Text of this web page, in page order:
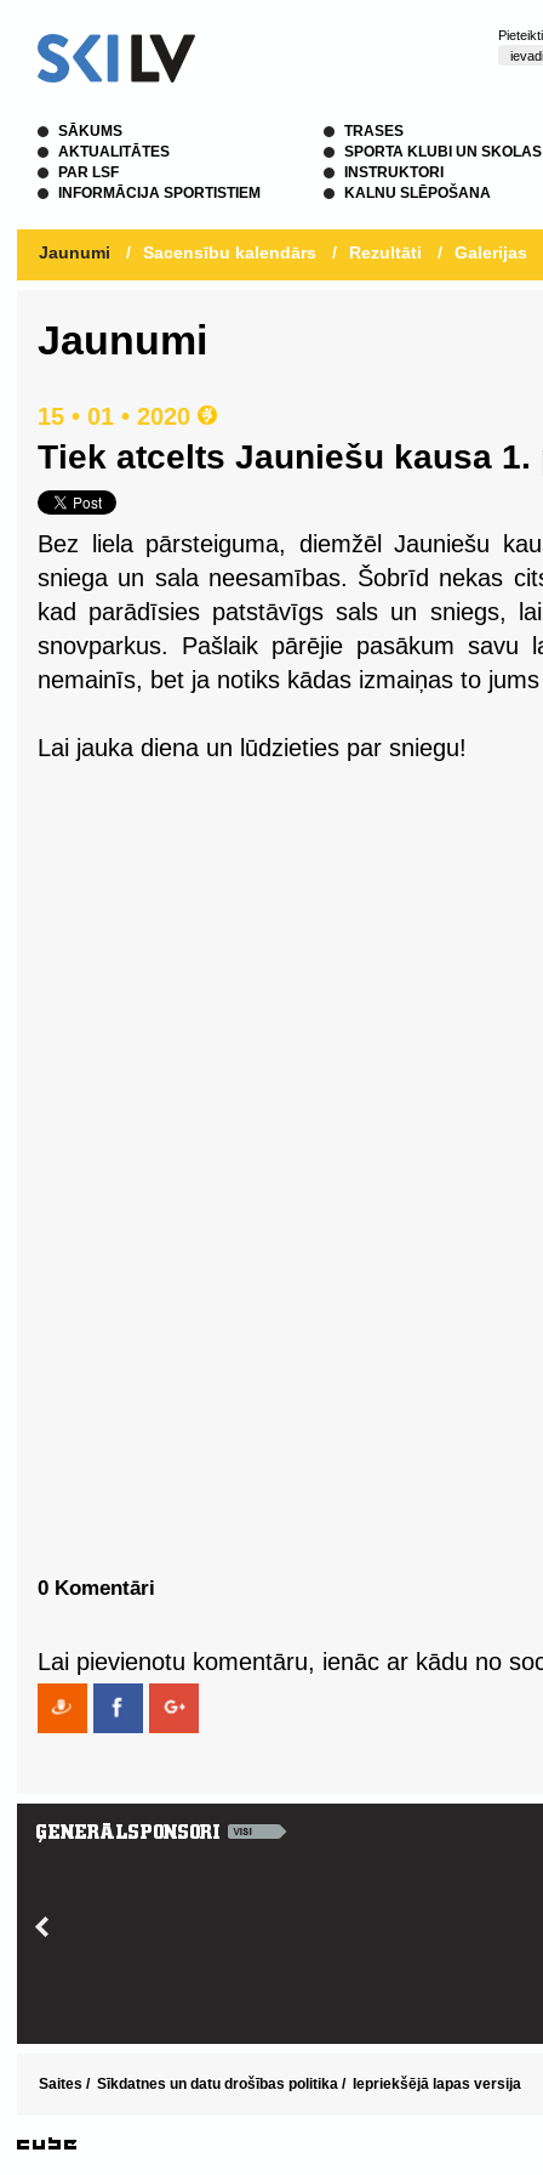
SĀKUMS
AKTUALITĀTES
PAR LSF
INFORMĀCIJA SPORTISTIEM
TRASES
SPORTA KLUBI UN SKOLAS
INSTRUKTORI
KALNU SLĒPOŠANA
Jaunumi / Sacensību kalendārs / Rezultāti / Galerijas
Jaunumi
15 • 01 • 2020
Tiek atcelts Jauniešu kausa 1.
Bez liela pārsteiguma, diemžēl Jauniešu
sniega un sala neesamības. Šobrīd nekas
kad parādīsies patstāvīgs sals un sniegs,
snovparkus. Pašlaik pārējie pasākum savu
nemainīs, bet ja notiks kādas izmaiņas to
Lai jauka diena un lūdzieties par sniegu!
0 Komentāri
Lai pievienotu komentāru, ienāc ar kādu no
Saites / Sīkdatnes un datu drošības politika / Iepriekšējā lapas versija